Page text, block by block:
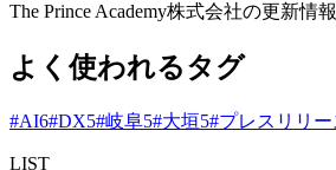
The Prince Academy株式会社の更新
よく使われるタグ
#AI6#DX5#岐阜5#大垣5#プレスリリー
LIST